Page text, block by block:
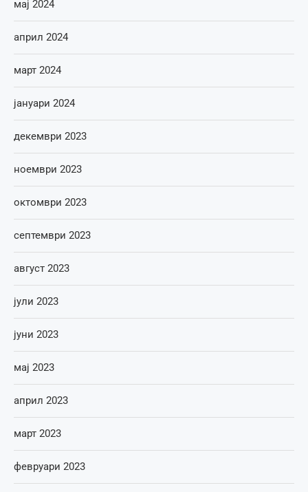
мај 2024
април 2024
март 2024
јануари 2024
декември 2023
ноември 2023
октомври 2023
септември 2023
август 2023
јули 2023
јуни 2023
мај 2023
април 2023
март 2023
февруари 2023